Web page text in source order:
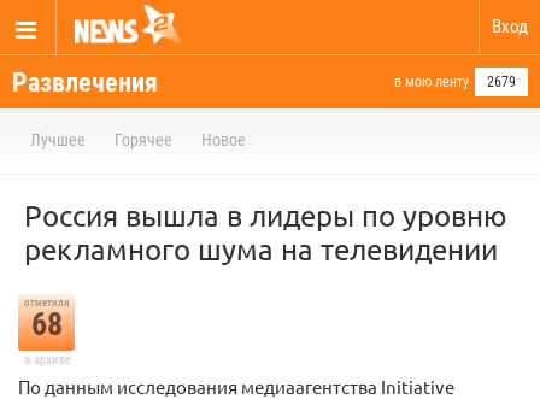
Вход
Развлечения в мою ленту 2679
Лучшее Горячее Новое
Россия вышла в лидеры по уровню
рекламного шума на телевидении
отметили
68
в архиве
По данным исследования медиаагентства Initiative